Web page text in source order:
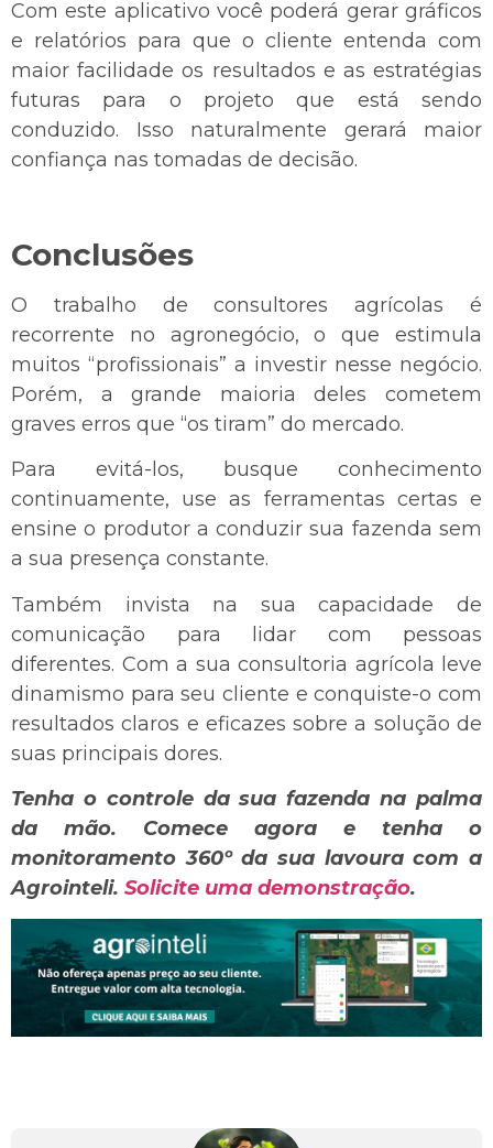
Com este aplicativo você poderá gerar gráficos
e relatórios para que o cliente entenda com
maior facilidade os resultados e as estratégias
futuras para o projeto que está sendo
conduzido. Isso naturalmente gerará maior
confiança nas tomadas de decisão.
Conclusões
O trabalho de consultores agrícolas é
recorrente no agronegócio, o que estimula
muitos “profissionais” a investir nesse negócio.
Porém, a grande maioria deles cometem
graves erros que “os tiram” do mercado.
Para evitá-los, busque conhecimento
continuamente, use as ferramentas certas e
ensine o produtor a conduzir sua fazenda sem
a sua presença constante.
Também invista na sua capacidade de
comunicação para lidar com pessoas
diferentes. Com a sua consultoria agrícola leve
dinamismo para seu cliente e conquiste-o com
resultados claros e eficazes sobre a solução de
suas principais dores.
Tenha o controle da sua fazenda na palma
da mão. Comece agora e tenha o
monitoramento 360º da sua lavoura com a
Agrointeli. Solicite uma demonstração.